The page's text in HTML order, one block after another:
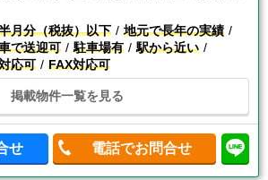
月分（税抜）以下
地元で長年の実績
で送迎可 駐車場有
駅から近い
応可 FAX対応可
掲載物件一覧を見る
せ 電話でお問合せ